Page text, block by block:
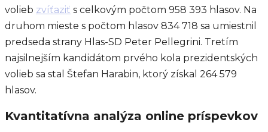
volieb zvíťaziť s celkovým počtom 958 393 hlasov. Na
druhom mieste s počtom hlasov 834 718 sa umiestnil
predseda strany Hlas-SD Peter Pellegrini. Tretím
najsilnejším kandidátom prvého kola prezidentských
volieb sa stal Štefan Harabin, ktorý získal 264 579
hlasov.
Kvantitatívna analýza online príspevkov